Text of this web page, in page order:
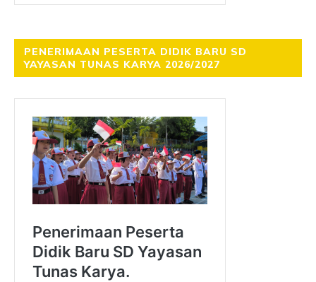
PENERIMAAN PESERTA DIDIK BARU SD
YAYASAN TUNAS KARYA 2026/2027